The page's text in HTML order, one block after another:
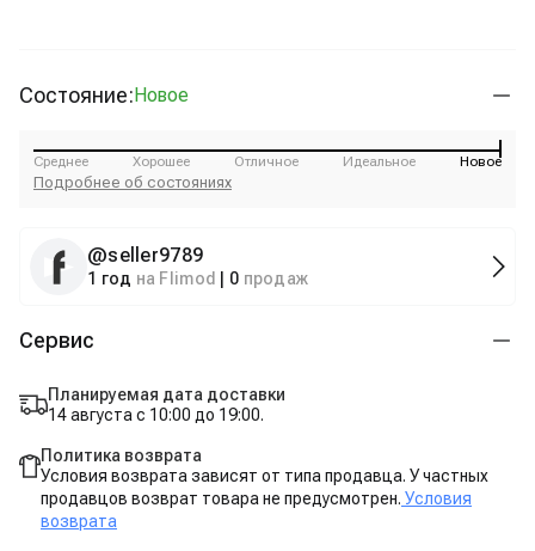
Состояние:Новое
Среднее Хорошее Отличное Идеальное Новое
Подробнее об состояниях
@seller9789
1 год на Flimod 0 продаж
Сервис
Планируемая дата доставки
14 августа с 10:00 до 19:00.
Политика возврата
Условия возврата зависят от типа продавца. У частных
продавцов возврат товара не предусмотрен. Условия
возврата